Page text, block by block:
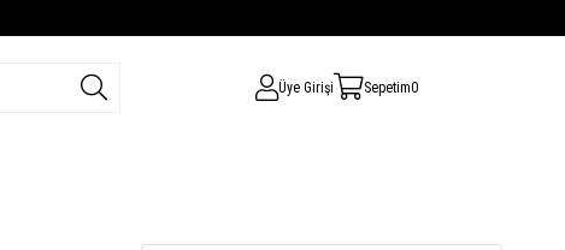
Üye Girişi Sepetim0